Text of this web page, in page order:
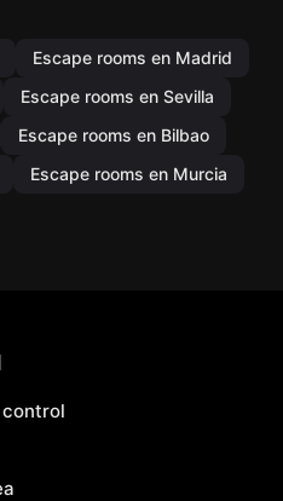
Escape rooms en Madrid
Escape rooms en Sevilla
Escape rooms en Bilbao
Escape rooms en Murcia
control